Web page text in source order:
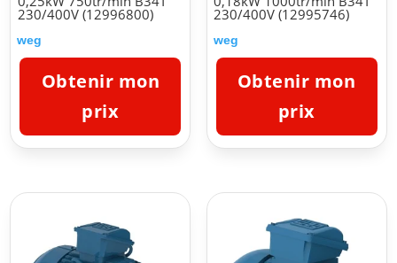
230/400V (12996800)
weg
Obtenir mon
prix
230/400V (12995746)
weg
Obtenir mon
prix